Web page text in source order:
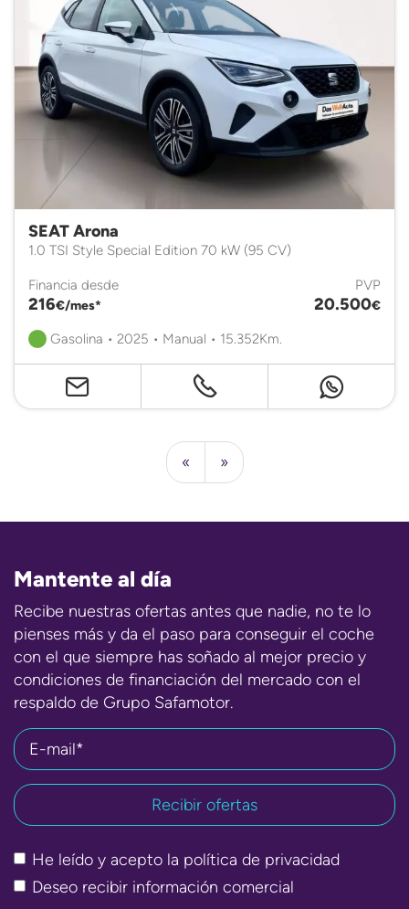
SEAT Arona
1.0 TSI Style Special Edition 70 kW (95 CV)
Financia desde
216€/mes*
PVP
20.500€
Gasolina • 2025 • Manual • 15.352Km.
« »
Mantente al día
Recibe nuestras ofertas antes que nadie, no te lo
pienses más y da el paso para conseguir el coche
con el que siempre has soñado al mejor precio y
condiciones de financiación del mercado con el
respaldo de Grupo Safamotor.
E-mail*
He leído y acepto la política de privacidad
Deseo recibir información comercial